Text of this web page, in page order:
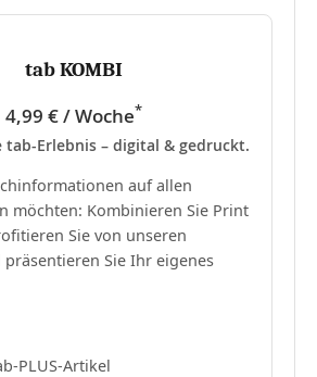
tab KOMBI
4,99 € / Woche*
tab-Erlebnis – digital & gedruckt.
auf allen
möchten: Kombinieren Sie Print
Sie von unseren
präsentieren Sie Ihr eigenes
PLUS-Artikel